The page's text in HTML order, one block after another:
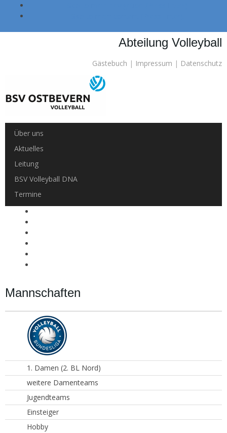
Abteilung Volleyball
Gästebuch | Impressum | Datenschutz
Über uns
Aktuelles
Leitung
BSV Volleyball DNA
Termine
Mannschaften
1. Damen (2. BL Nord)
weitere Damenteams
Jugendteams
Einsteiger
Hobby